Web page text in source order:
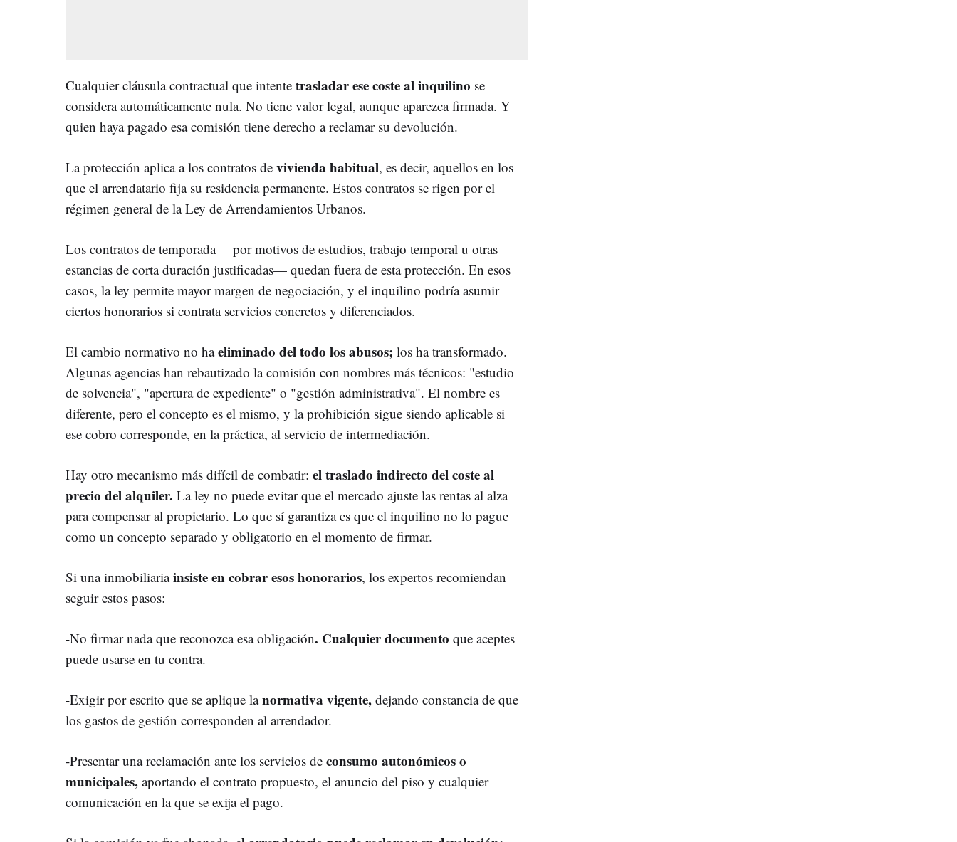
Cualquier cláusula contractual que intente trasladar ese coste al inquilino se
considera automáticamente nula. No tiene valor legal, aunque aparezca firmada. Y
quien haya pagado esa comisión tiene derecho a reclamar su devolución.
La protección aplica a los contratos de vivienda habitual, es decir, aquellos en los
que el arrendatario fija su residencia permanente. Estos contratos se rigen por el
régimen general de la Ley de Arrendamientos Urbanos.
Los contratos de temporada —por motivos de estudios, trabajo temporal u otras
estancias de corta duración justificadas— quedan fuera de esta protección. En esos
casos, la ley permite mayor margen de negociación, y el inquilino podría asumir
ciertos honorarios si contrata servicios concretos y diferenciados.
El cambio normativo no haeliminado del todo los abusos; los ha transformado.
Algunas agencias han rebautizado la comisión con nombres más técnicos: "estudio
de solvencia", "apertura de expediente" o "gestión administrativa". El nombre es
diferente, pero el concepto es el mismo, y la prohibición sigue siendo aplicable si
ese cobro corresponde, en la práctica, al servicio de intermediación.
Hay otro mecanismo más difícil de combatir: el traslado indirecto del coste al
precio del alquiler. La ley no puede evitar que el mercado ajuste las rentas al alza
para compensar al propietario. Lo que sí garantiza es que el inquilino no lo pague
como un concepto separado y obligatorio en el momento de firmar.
Si una inmobiliariainsiste en cobrar esos honorarios, los expertos recomiendan
seguir estos pasos:
-No firmar nada que reconozca esa obligación. Cualquier documento que aceptes
puede usarse en tu contra.
-Exigir por escrito que se aplique lanormativa vigente, dejando constancia de que
los gastos de gestión corresponden al arrendador.
-Presentar una reclamación ante los servicios de consumo autonómicos o
municipales, aportando el contrato propuesto, el anuncio del piso y cualquier
comunicación en la que se exija el pago.